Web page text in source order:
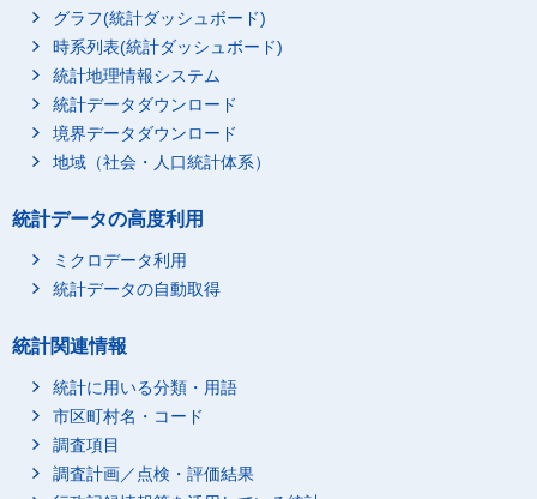
グラフ(統計ダッシュボード)
時系列表(統計ダッシュボード)
統計地理情報システム
統計データダウンロード
境界データダウンロード
地域（社会・人口統計体系）
統計データの高度利用
ミクロデータ利用
統計データの自動取得
統計関連情報
統計に用いる分類・用語
市区町村名・コード
調査項目
調査計画／点検・評価結果